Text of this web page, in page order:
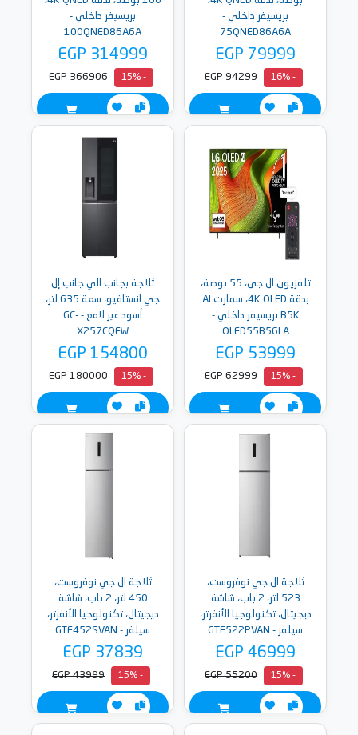
بريسيفر داخلي -
75QNED86A6A
EGP 79999
- 16%
EGP 94299
بريسيفر داخلي -
100QNED86A6A
EGP 314999
- 15%
EGP 366906
تلفزيون ال جى، 55 بوصة،
بدقة 4K OLED، سمارت AI
B5K بريسيفر داخلي -
OLED55B56LA
EGP 53999
- 15%
EGP 62999
ثلاجة بجانب الي جانب إل
جي انستافيو، سعة 635 لتر،
أسود غير لامع - GC-
X257CQEW
EGP 154800
- 15%
EGP 180000
ثلاجة ال جي نوفروست،
523 لتر، 2 باب، شاشة
ديجيتال، تكنولوجيا الأنفرتر،
سيلفر - GTF522PVAN
EGP 46999
- 15%
EGP 55200
ثلاجة ال جي نوفروست،
450 لتر، 2 باب، شاشة
ديجيتال، تكنولوجيا الأنفرتر،
سيلفر - GTF452SVAN
EGP 37839
- 15%
EGP 43999